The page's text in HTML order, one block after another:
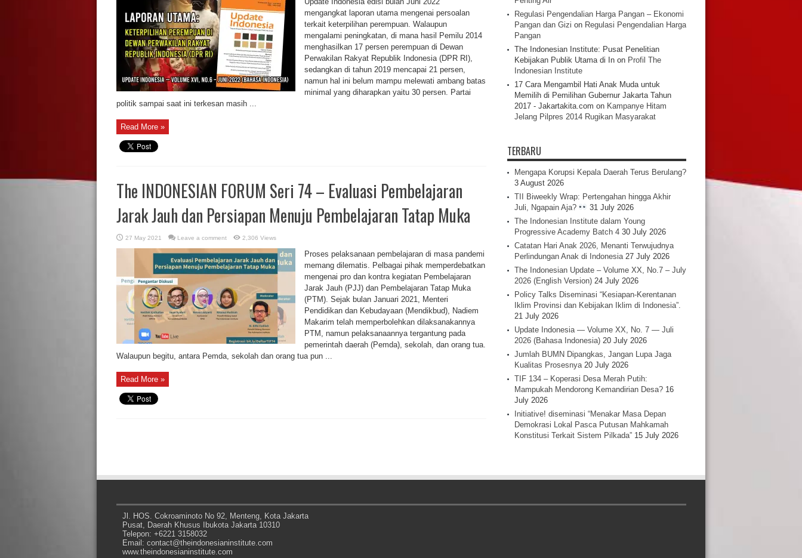
mengangkat laporan utama mengenai persoalan
terkait keterpilihan perempuan. Walaupun
mengalami peningkatan, di mana hasil Pemilu 2014
menghasilkan 17 persen perempuan di Dewan
Perwakilan Rakyat Republik Indonesia (DPR RI),
sedangkan di tahun 2019 mencapai 21 persen,
namun hal ini belum mampu melewati ambang batas
minimal yang diharapkan yaitu 30 persen. Partai
politik sampai saat ini terkesan masih ...
Read More »
The INDONESIAN FORUM Seri 74 – Evaluasi Pembelajaran
Jarak Jauh dan Persiapan Menuju Pembelajaran Tatap Muka
27 May 2021 Leave a comment 2,306 Views
Proses pelaksanaan pembelajaran di masa pandemi
memang dilematis. Pelbagai pihak memperdebatkan
mengenai pro dan kontra kegiatan Pembelajaran
Jarak Jauh (PJJ) dan Pembelajaran Tatap Muka
(PTM). Sejak bulan Januari 2021, Menteri
Pendidikan dan Kebudayaan (Mendikbud), Nadiem
Makarim telah memperbolehkan dilaksanakannya
PTM, namun pelaksanaannya tergantung pada
pemerintah daerah (Pemda), sekolah, dan orang tua.
Walaupun begitu, antara Pemda, sekolah dan orang tua pun ...
Read More »
Regulasi Pengendalian Harga Pangan – Ekonomi
Pangan dan Gizi on Regulasi Pengendalian Harga
Pangan
The Indonesian Institute: Pusat Penelitian
Kebijakan Publik Utama di Inon Profil The
Indonesian Institute
17 Cara Mengambil Hati Anak Muda untuk
Memilih di Pemilihan Gubernur Jakarta Tahun
2017 - Jakartakita.com on Kampanye Hitam
Jelang Pilpres 2014 Rugikan Masyarakat
TERBARU
Mengapa Korupsi Kepala Daerah Terus Berulang?
3 August 2026
TII Biweekly Wrap: Pertengahan hingga Akhir
Juli, Ngapain Aja?
31 July 2026
The Indonesian Institute dalam Young
Progressive Academy Batch 4 30 July 2026
Catatan Hari Anak 2026, Menanti Terwujudnya
Perlindungan Anak di Indonesia 27 July 2026
The Indonesian Update – Volume XX, No.7 – July
2026 (English Version) 24 July 2026
Policy Talks Diseminasi “Kesiapan-Kerentanan
Iklim Provinsi dan Kebijakan Iklim di Indonesia”.
21 July 2026
Update Indonesia — Volume XX, No. 7 — Juli
2026 (Bahasa Indonesia) 20 July 2026
Jumlah BUMN Dipangkas, Jangan Lupa Jaga
Kualitas Prosesnya 20 July 2026
TIF 134 – Koperasi Desa Merah Putih:
Mampukah Mendorong Kemandirian Desa? 16
July 2026
Initiative! diseminasi “Menakar Masa Depan
Demokrasi Lokal Pasca Putusan Mahkamah
Konstitusi Terkait Sistem Pilkada” 15 July 2026
Jl. HOS. Cokroaminoto No 92, Menteng, Kota Jakarta
Pusat, Daerah Khusus Ibukota Jakarta 10310
Telepon: +6221 3158032
Email: contact@theindonesianinstitute.com
www.theindonesianinstitute.com